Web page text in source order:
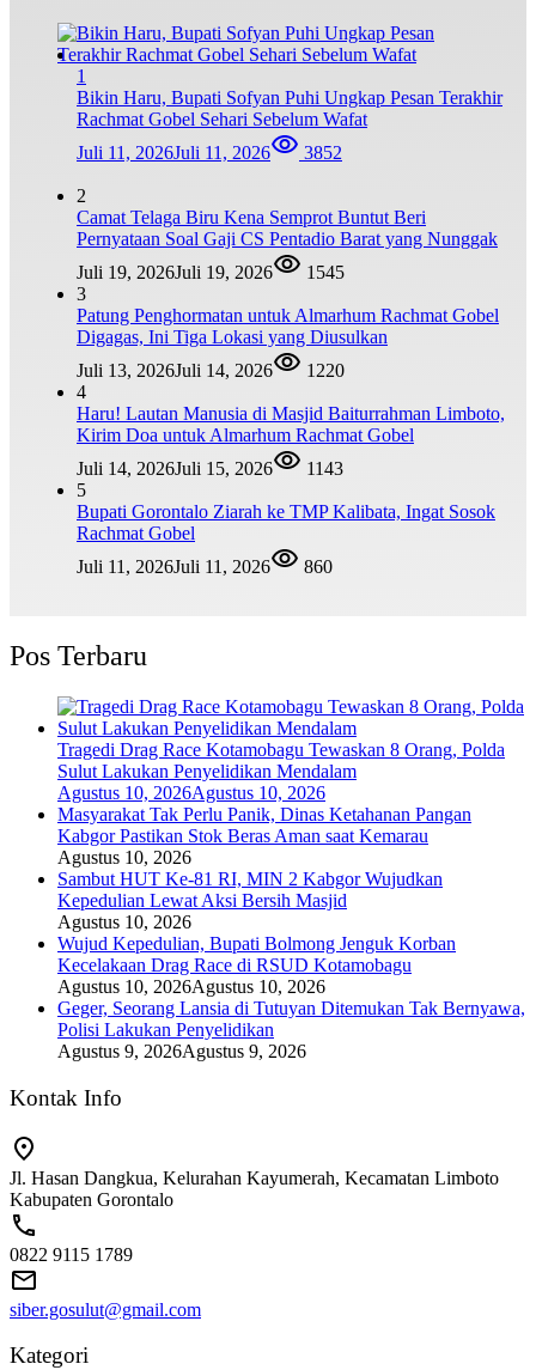
1
Bikin Haru, Bupati Sofyan Puhi Ungkap Pesan Terakhir
Rachmat Gobel Sehari Sebelum Wafat
Juli 11, 2026Juli 11, 2026 3852
2
Camat Telaga Biru Kena Semprot Buntut Beri
Pernyataan Soal Gaji CS Pentadio Barat yang Nunggak
Juli 19, 2026Juli 19, 2026
1545
3
Patung Penghormatan untuk Almarhum Rachmat Gobel
Digagas, Ini Tiga Lokasi yang Diusulkan
Juli 13, 2026Juli 14, 2026
1220
4
Haru! Lautan Manusia di Masjid Baiturrahman Limboto,
Kirim Doa untuk Almarhum Rachmat Gobel
Juli 14, 2026Juli 15, 2026
1143
5
Bupati Gorontalo Ziarah ke TMP Kalibata, Ingat Sosok
Rachmat Gobel
Juli 11, 2026Juli 11, 2026 860
Pos Terbaru
Tragedi Drag Race Kotamobagu Tewaskan 8 Orang, Polda
Sulut Lakukan Penyelidikan Mendalam
Agustus 10, 2026Agustus 10, 2026
Masyarakat Tak Perlu Panik, Dinas Ketahanan Pangan
Kabgor Pastikan Stok Beras Aman saat Kemarau
Agustus 10, 2026
Sambut HUT Ke-81 RI, MIN 2 Kabgor Wujudkan
Kepedulian Lewat Aksi Bersih Masjid
Agustus 10, 2026
Wujud Kepedulian, Bupati Bolmong Jenguk Korban
Kecelakaan Drag Race di RSUD Kotamobagu
Agustus 10, 2026Agustus 10, 2026
Geger, Seorang Lansia di Tutuyan Ditemukan Tak Bernyawa,
Polisi Lakukan Penyelidikan
Agustus 9, 2026Agustus 9, 2026
Kontak Info
Jl. Hasan Dangkua, Kelurahan Kayumerah, Kecamatan Limboto
Kabupaten Gorontalo
0822 9115 1789
siber.gosulut@gmail.com
Kategori